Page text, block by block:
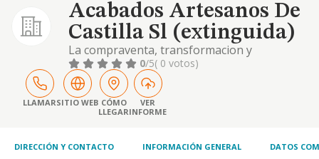
Acabados Artesanos De
Castilla Sl (extinguida)
La compraventa, transformacion y
comercializacion de toda clase de curtidos
0/5( 0 votos)
LLAMARSITIO WEB CÓMO
LLEGAR
VER
INFORME
DIRECCIÓN Y CONTACTO INFORMACIÓN GENERAL DATOS